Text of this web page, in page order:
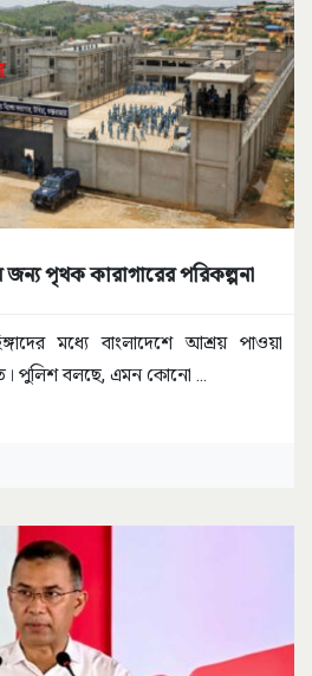
জন্য পৃথক কারাগারের পরিকল্পনা
মধ্যে বাংলাদেশে আশ্রয় পাওয়া
পুলিশ বলছে, এমন কোনো ...